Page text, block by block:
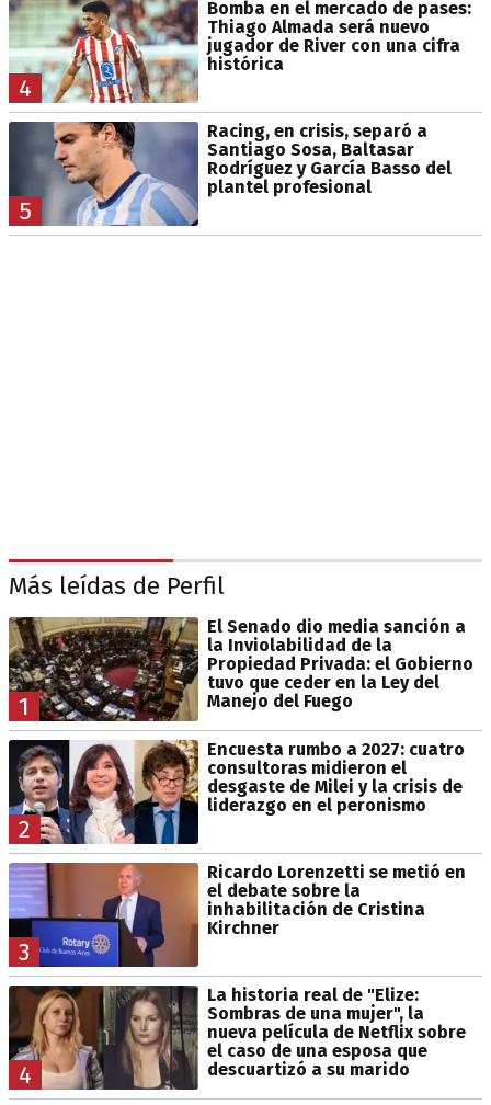
4
Bomba en el mercado de pases:
Thiago Almada será nuevo
jugador de River con una cifra
histórica
5
Racing, en crisis, separó a
Santiago Sosa, Baltasar
Rodríguez y García Basso del
plantel profesional
Más leídas de Perfil
1
El Senado dio media sanción a
la Inviolabilidad de la
Propiedad Privada: el Gobierno
tuvo que ceder en la Ley del
Manejo del Fuego
2
Encuesta rumbo a 2027: cuatro
consultoras midieron el
desgaste de Milei y la crisis de
liderazgo en el peronismo
3
Ricardo Lorenzetti se metió en
el debate sobre la
inhabilitación de Cristina
Kirchner
4
La historia real de "Elize:
Sombras de una mujer", la
nueva película de Netflix sobre
el caso de una esposa que
descuartizó a su marido